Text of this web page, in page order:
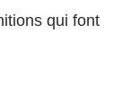
qui font